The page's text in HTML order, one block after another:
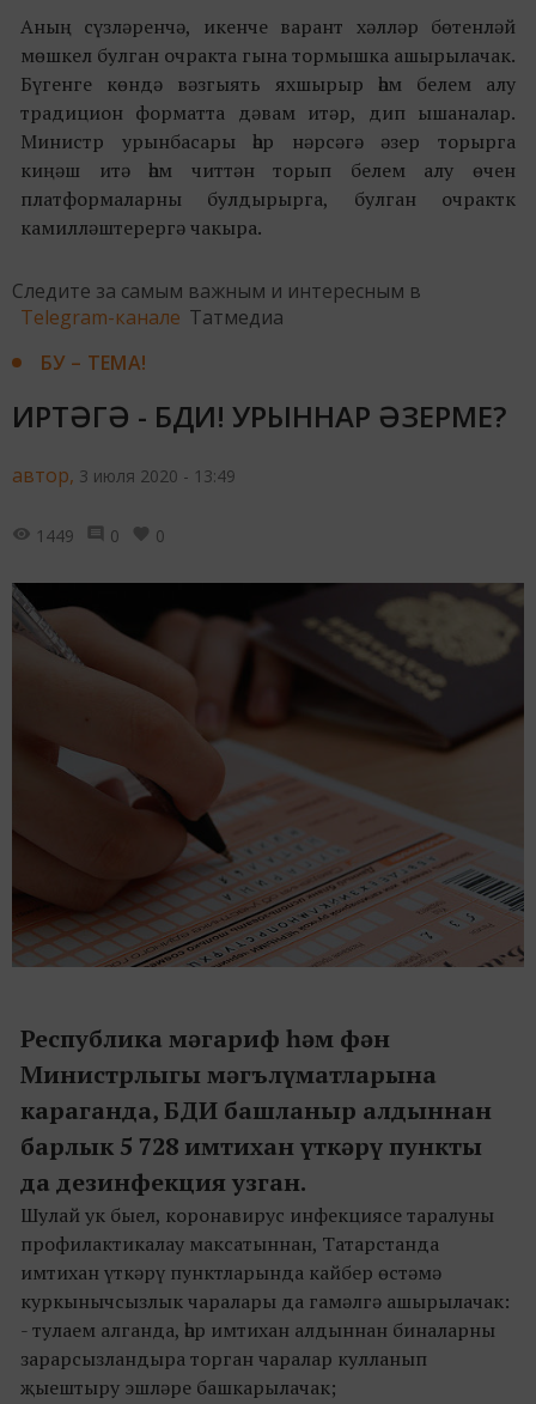
Аның сүзләренчә, икенче варант хәлләр бөтенләй
мөшкел булган очракта гына тормышка ашырылачак.
Бүгенге көндә вәзгыять яхшырыр һәм белем алу
традицион форматта дәвам итәр, дип ышаналар.
Министр урынбасары һәр нәрсәгә әзер торырга
киңәш итә һәм читтән торып белем алу өчен
платформаларны булдырырга, булган очрактк
камилләштерергә чакыра.
Следите за самым важным и интересным в
Telegram-канале Татмедиа
БУ – ТЕМА!
ИРТӘГӘ - БДИ! УРЫННАР ӘЗЕРМЕ?
автор, 3 июля 2020 - 13:49
1449 0 0
Республика мәгариф һәм фән
Министрлыгы мәгълүматларына
караганда, БДИ башланыр алдыннан
барлык 5 728 имтихан үткәрү пункты
да дезинфекция узган.
Шулай ук быел, коронавирус инфекциясе таралуны
профилактикалау максатыннан, Татарстанда
имтихан үткәрү пунктларында кайбер өстәмә
куркынычсызлык чаралары да гамәлгә ашырылачак:
- тулаем алганда, һәр имтихан алдыннан биналарны
зарарсызландыра торган чаралар кулланып
җыештыру эшләре башкарылачак;